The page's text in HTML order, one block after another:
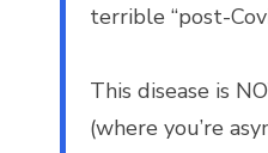
terrible “post-
This disease is
(where you’re